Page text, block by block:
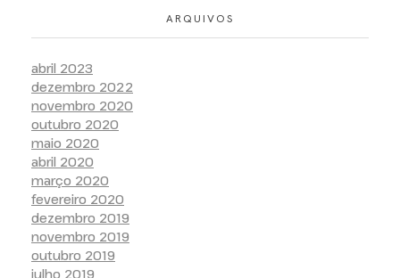
ARQUIVOS
abril 2023
dezembro 2022
novembro 2020
outubro 2020
maio 2020
abril 2020
março 2020
fevereiro 2020
dezembro 2019
novembro 2019
outubro 2019
julho 2019